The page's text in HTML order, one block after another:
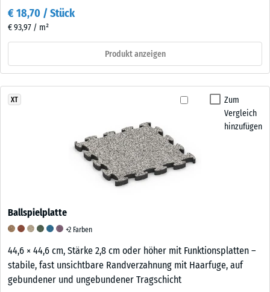
€ 18,70 / Stück
€ 93,97 / m²
Produkt anzeigen
Zum
Vergleich
hinzufügen
XT
Ballspielplatte
+2 Farben
44,6 × 44,6 cm, Stärke 2,8 cm oder höher mit Funktionsplatten –
stabile, fast unsichtbare Randverzahnung mit Haarfuge, auf
gebundener und ungebundener Tragschicht